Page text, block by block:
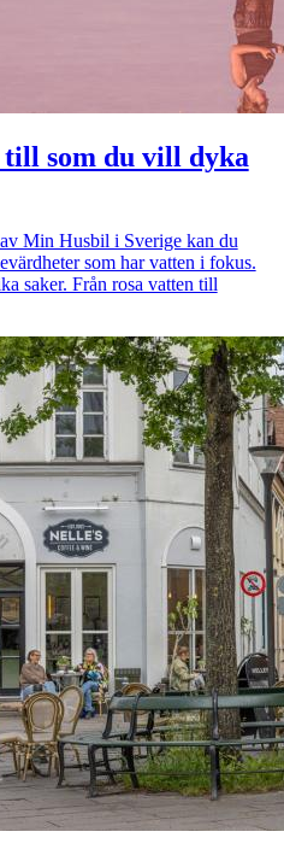
som du vill dyka
Min Husbil i Sverige kan du
som har vatten i fokus.
saker. Från rosa vatten till